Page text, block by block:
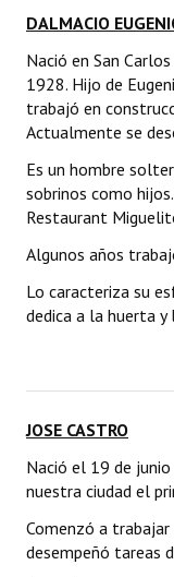
DALMACIO
Nació en San
1928. Hijo de
trabajó en
Actualmente se
Es un hombre
sobrinos como
Restaurant
Algunos años
Lo caracteriza su
dedica a la huerta
JOSE CASTRO
Nació el 19 de
nuestra ciudad el
Comenzó a
desempeñó tareas